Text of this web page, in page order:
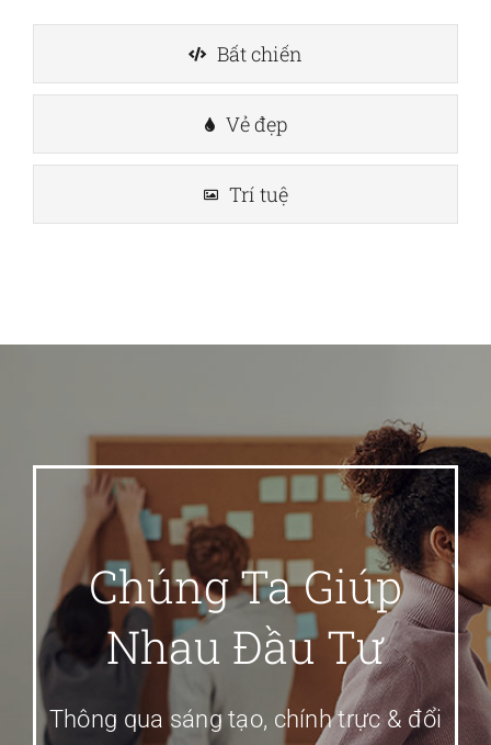
Bất chiến
Vẻ đẹp
Trí tuệ
Chúng Ta Giúp
Nhau Đầu Tư
Thông qua sáng tạo, chính trực & đổi